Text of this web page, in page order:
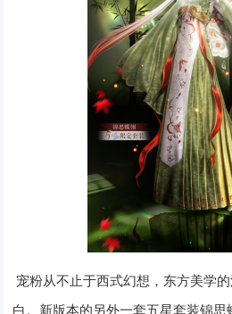
宠粉从不止于西式幻想，东方美学
白。新版本的另外一套五星套装锦